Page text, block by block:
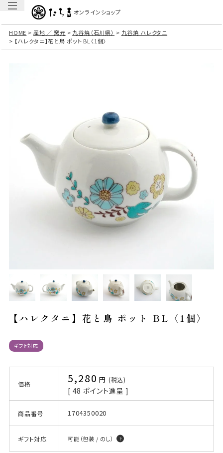
オンラインショップ
HOME 産地 ／ 窯元 九谷焼（石川県）
九谷焼 ハレクタニ
【ハレクタニ】花と鳥 ポット BL〈1個〉
【ハレクタニ】花と鳥 ポット BL〈1個〉
ギフト対応
価格 5,280 税込
[ 48 ポイント進呈 ]
商品番号 1704350020
ギフト対応 可能（包装 / のし）